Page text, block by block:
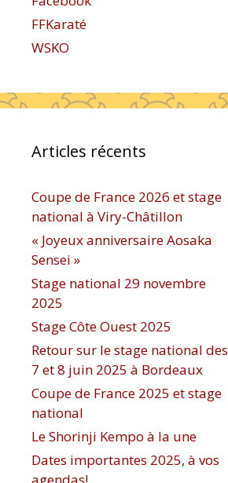
FFKaraté
WSKO
Articles récents
Coupe de France 2026 et stage
national à Viry-Châtillon
« Joyeux anniversaire Aosaka
Sensei »
Stage national 29 novembre
2025
Stage Côte Ouest 2025
Retour sur le stage national des
7 et 8 juin 2025 à Bordeaux
Coupe de France 2025 et stage
national
Le Shorinji Kempo à la une
Dates importantes 2025, à vos